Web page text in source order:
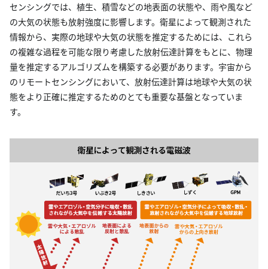
センシングでは、植生、積雪などの地表面の状態や、雨や風など
の大気の状態も放射強度に影響します。衛星によって観測された
情報から、実際の地球や大気の状態を推定するためには、これら
の複雑な過程を可能な限り考慮した放射伝達計算をもとに、物理
量を推定するアルゴリズムを構築する必要があります。宇宙から
のリモートセンシングにおいて、放射伝達計算は地球や大気の状
態をより正確に推定するためのとても重要な基盤となっていま
す。